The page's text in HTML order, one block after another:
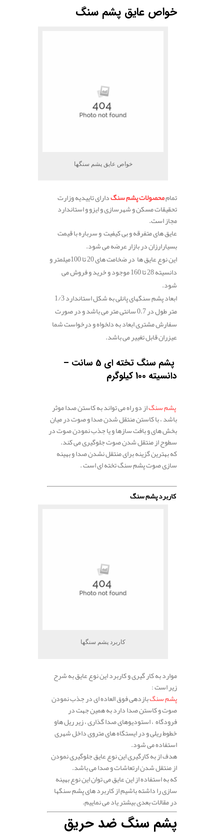
خواص عایق پشم سنگ
خواص عایق پشم سنگها
تماممحصولات پشم سنگدارای تاییدیه وزارت
تحقیقات مسکن و شهرسازی و ایزو و استاندارد
مجاز است.
عایق های متفرقه و بی کیفیت و سرباره با قیمت
بسیارارزان در بازار عرضه می شود.
این نوع عایق ها در ضخامت های 20 تا 100میلمتر و
دانسیته 28 تا 160 موجود و خرید و فروش می
شود.
ابعاد پشم سنگهای پانلی به شکل استاندارد 1/3
متر طول در 0.7 سانتی متر می باشد و در صورت
سفارش مشتری ابعاد به دلخواه و درخواست شما
عیزران قابل تغییر می باشد.
پشم سنگ تخته ای 5 سانت –
دانسیته 100 کیلوگرم
پشم سنگاز دو راه می تواند به کاستن صدا موثر
باشد ، با کاستن منتقل شدن صدا و صوت در میان
بخش های و بافت سازها و یا جذب نمودن صوت در
سطوح از منتقل شدن صوت جلوگیری می کند.
که بهترین گزینه برای منتقل نشدن صدا و بهینه
سازی صوت پشم سنگ تخته ای است .
کاربرد پشم سنگ
کاربرد پشم سنگها
موارد به کار گیری و کاربرد این نوع عایق به شرح
زیر است :
پشم سنگبازدهی فوق العاده ای در جذب نمودن
صوت و کاستن صدا دارد به همین جهت در
فرودگاه ، استودیوهای صدا گذاری ، زیر ریل هاو
خطوط ریلی و در ایستگاه های متروی داخل شهری
استفاده می شود.
هدف از به کارگیری این نوع عایق جلوگیری نمودن
از منتقل شدن ارتعاشات و صدا می باشد.
که به استفاده از این عایق می توان این نوع بهینه
سازی را داشته باشیم از کاربرد های پشم سنگها
در مقالات بعدی بیشتر یاد می نماییم.
پشم سنگ ضد حریق